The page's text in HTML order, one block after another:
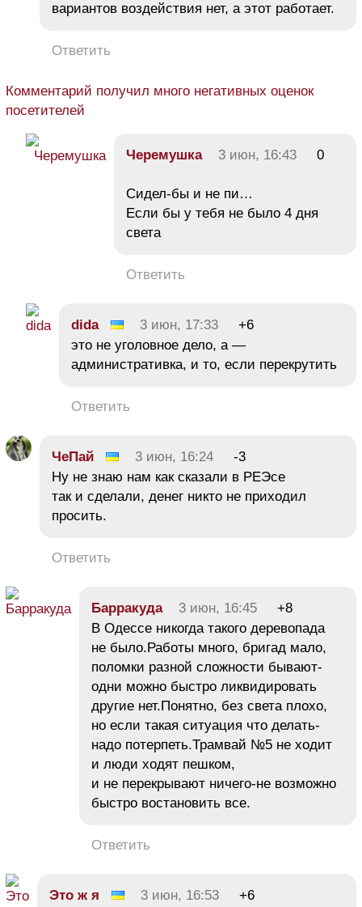
вариантов воздействия нет, а этот работает.
Ответить
Комментарий получил много негативных оценок
посетителей
Черемушка 3 июн, 16:43 0
Сидел-бы и не пи…
Если бы у тебя не было 4 дня
света
Ответить
dida 3 июн, 17:33
+6
это не уголовное дело, а —
административка, и то, если перекрутить
Ответить
ЧеПай 3 июн, 16:24
-3
Ну не знаю нам как сказали в РЕЭсе
так и сделали, денег никто не приходил
просить.
Ответить
Барракуда 3 июн, 16:45
+8
В Одессе никогда такого деревопада
не было.Работы много, бригад мало,
поломки разной сложности бывают-
одни можно быстро ликвидировать
другие нет.Понятно, без света плохо,
но если такая ситуация что делать-
надо потерпеть.Трамвай №5 не ходит
и люди ходят пешком,
и не перекрывают ничего-не возможно
быстро востановить все.
Ответить
Это ж я 3 июн, 16:53
+6